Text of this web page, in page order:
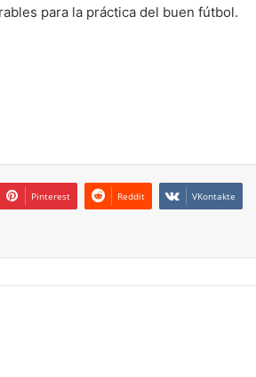
para la práctica del buen fútbol.
Pinterest Reddit VKontakte